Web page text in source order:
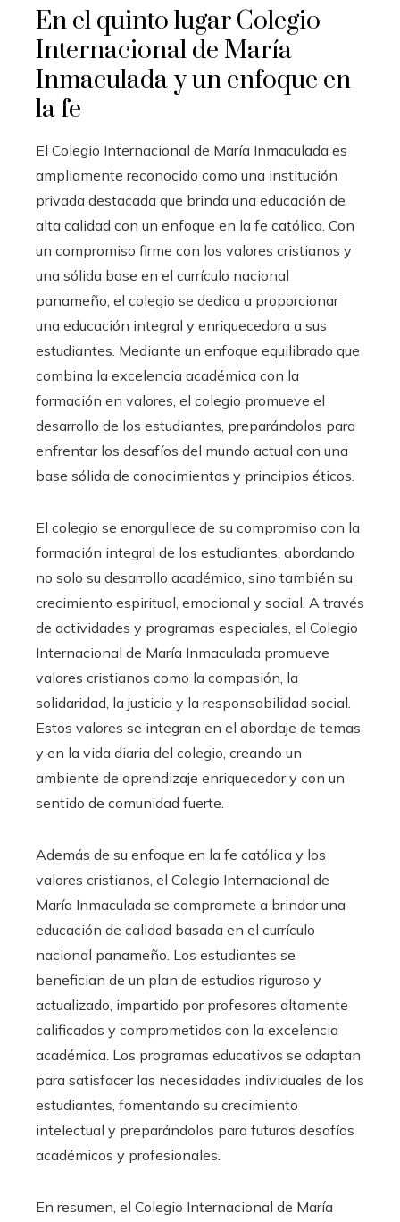
En el quinto lugar Colegio
Internacional de María
Inmaculada y un enfoque en
la fe
El Colegio Internacional de María Inmaculada es
ampliamente reconocido como una institución
privada destacada que brinda una educación de
alta calidad con un enfoque en la fe católica. Con
un compromiso firme con los valores cristianos y
una sólida base en el currículo nacional
panameño, el colegio se dedica a proporcionar
una educación integral y enriquecedora a sus
estudiantes. Mediante un enfoque equilibrado que
combina la excelencia académica con la
formación en valores, el colegio promueve el
desarrollo de los estudiantes, preparándolos para
enfrentar los desafíos del mundo actual con una
base sólida de conocimientos y principios éticos.
El colegio se enorgullece de su compromiso con la
formación integral de los estudiantes, abordando
no solo su desarrollo académico, sino también su
crecimiento espiritual, emocional y social. A través
de actividades y programas especiales, el Colegio
Internacional de María Inmaculada promueve
valores cristianos como la compasión, la
solidaridad, la justicia y la responsabilidad social.
Estos valores se integran en el abordaje de temas
y en la vida diaria del colegio, creando un
ambiente de aprendizaje enriquecedor y con un
sentido de comunidad fuerte.
Además de su enfoque en la fe católica y los
valores cristianos, el Colegio Internacional de
María Inmaculada se compromete a brindar una
educación de calidad basada en el currículo
nacional panameño. Los estudiantes se
benefician de un plan de estudios riguroso y
actualizado, impartido por profesores altamente
calificados y comprometidos con la excelencia
académica. Los programas educativos se adaptan
para satisfacer las necesidades individuales de los
estudiantes, fomentando su crecimiento
intelectual y preparándolos para futuros desafíos
académicos y profesionales.
En resumen, el Colegio Internacional de María